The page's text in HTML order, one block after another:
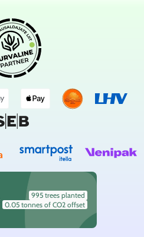
995 trees planted
0.05 tonnes of CO2 offset